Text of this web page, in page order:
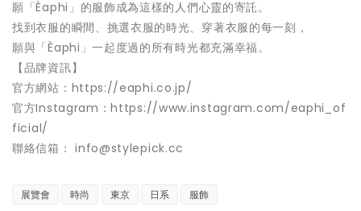
願「Èaphi」的服飾成為這樣的人們心靈的寄託。
找到衣服的瞬間、挑選衣服的時光、穿著衣服的每一刻，
願與「Èaphi」一起度過的所有時光都充滿幸福。
【品牌資訊】
官方網站：https://eaphi.co.jp/
官方Instagram：https://www.instagram.com/eaphi_of
ficial/
聯絡信箱： info@stylepick.cc
展覽會 時尚 東京 日系 服飾